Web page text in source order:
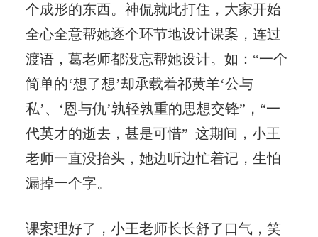
个成形的东西。神侃就此打住，大家开始
全心全意帮她逐个环节地设计课案，连过
渡语，葛老师都没忘帮她设计。如：“一个
简单的‘想了想’却承载着祁黄羊‘公与
私’、‘恩与仇’孰轻孰重的思想交锋”，“一
代英才的逝去，甚是可惜” 这期间，小王
老师一直没抬头，她边听边忙着记，生怕
漏掉一个字。
课案理好了，小王老师长长舒了口气，笑